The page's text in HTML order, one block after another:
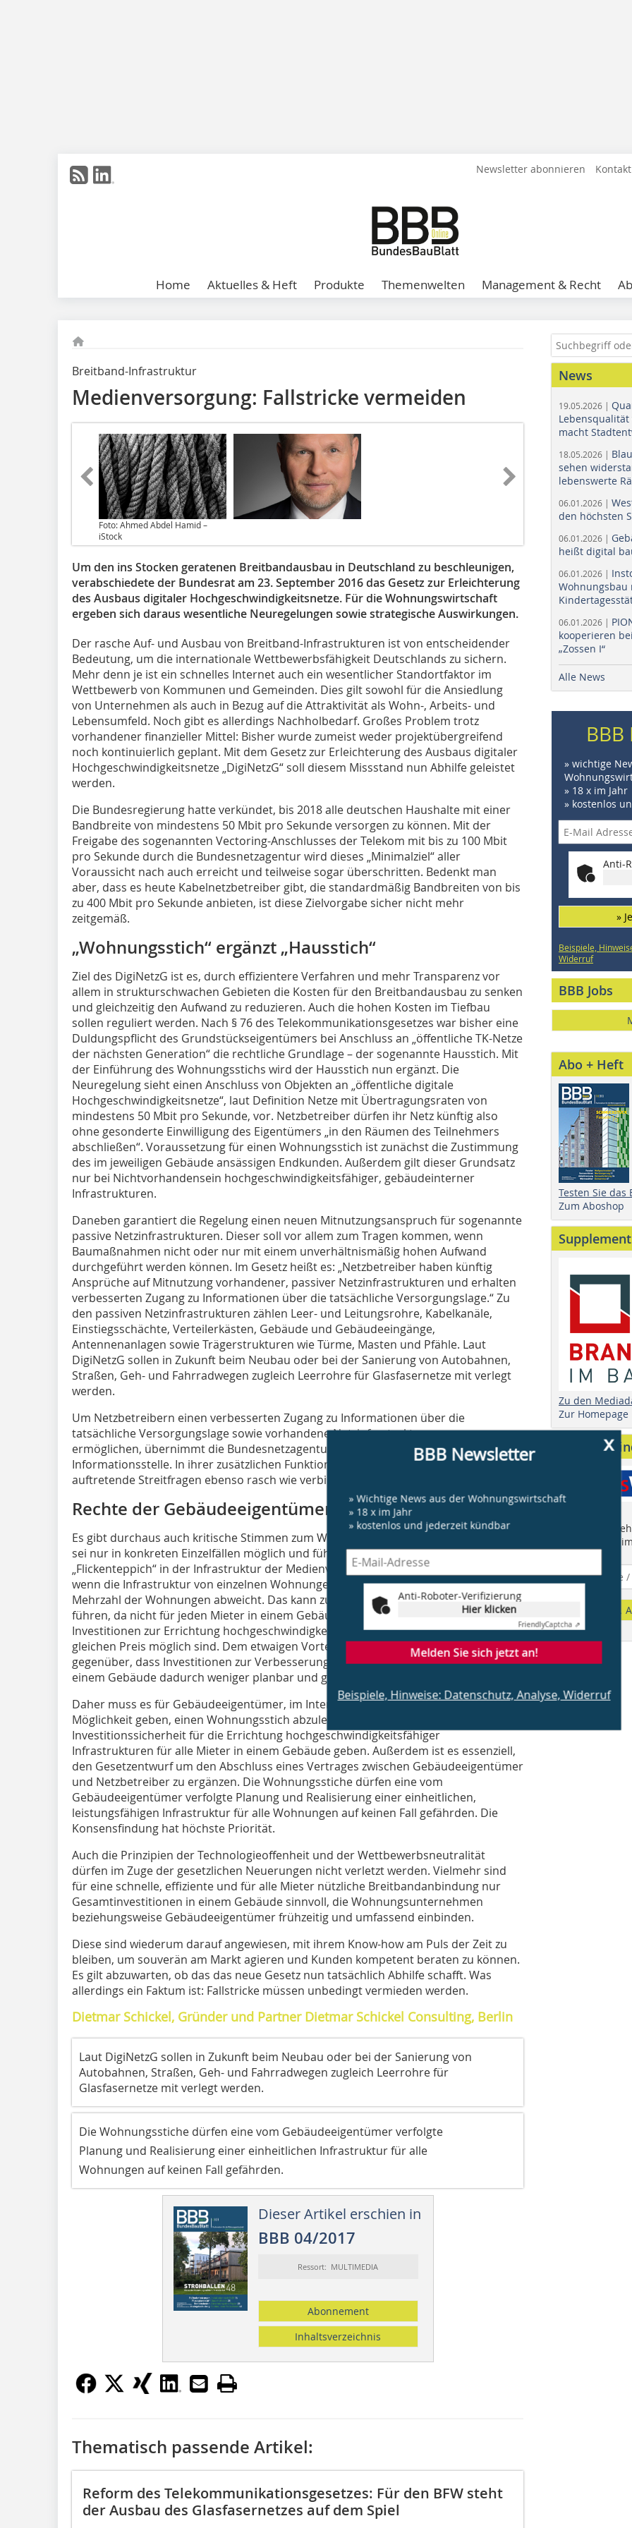
Newsletter abonnieren
Home Aktuelles & Heft Produkte Themenwelten Management & Recht
Breitband-Infrastruktur
Medienversorgung: Fallstricke vermeiden
Foto: Ahmed Abdel Hamid –
iStock
Um den ins Stocken geratenen Breitbandausbau in Deutschland zu beschleunigen,
verabschiedete der Bundesrat am 23. September 2016 das Gesetz zur Erleichterung
des Ausbaus digitaler Hoch­­ge­­schwindigkeitsnetze. Für die Wohnungswirtschaft
ergeben sich daraus wesentliche Neuregelungen sowie strategische Auswirkungen.
Der rasche Auf- und Ausbau von Breitband-Infrastrukturen ist von entscheidender
Be­­­deutung, um die internationale Wettbewerbsfähigkeit Deutschlands zu sichern.
Mehr denn je ist ein schnelles Internet auch ein wesentlicher Standortfaktor im
Wettbewerb von Kommunen und Gemeinden. Dies gilt sowohl für die Ansiedlung
von Unternehmen als auch in Bezug auf die Attraktivität als Wohn-, Arbeits- und
Lebensumfeld. Noch gibt es allerdings Nachholbedarf. Großes Problem trotz
vorhandener finanzieller Mittel: Bisher wurde zumeist weder projektübergreifend
noch kontinuierlich geplant. Mit dem Gesetz zur Erleichterung des Ausbaus digitaler
Hochgeschwindigkeitsnetze „DigiNetzG“ soll diesem Missstand nun Abhilfe geleistet
werden.
Die Bundesregierung hatte verkündet, bis 2018 alle deutschen Haushalte mit einer
Bandbreite von mindestens 50 Mbit pro Sekunde versorgen zu können. Mit der
Freigabe des sogenannten Vectoring-Anschlusses der Telekom mit bis zu 100 Mbit
pro Sekunde durch die Bundesnetzagentur wird dieses „Minimalziel“ aller
Voraussicht nach auch erreicht und teilweise sogar überschritten. Bedenkt man
aber, dass es heute Kabelnetzbetreiber gibt, die standardmäßig Bandbreiten von bis
zu 400 Mbit pro Sekunde anbieten, ist diese Zielvorgabe sicher nicht mehr
zeitgemäß.
„Wohnungsstich“ ergänzt „Hausstich“
Ziel des DigiNetzG ist es, durch effizientere Verfahren und mehr Transparenz vor
allem in strukturschwachen Gebieten die Kosten für den Breitbandausbau zu senken
und gleichzeitig den Aufwand zu reduzieren. Auch die hohen Kosten im Tiefbau
sollen reguliert werden. Nach § 76 des Telekommunikationsgesetzes war bisher eine
Duldungspflicht des Grundstückseigentümers bei Anschluss an „öffentliche TK-Netze
der nächsten Generation“ die rechtliche Grundlage – der sogenannte Hausstich. Mit
der Einführung des Wohnungsstichs wird der Hausstich nun ergänzt. Die
Neuregelung sieht einen Anschluss von Objekten an „öffentliche digitale
Hochgeschwindigkeitsnetze“, laut Definition Netze mit Übertragungsraten von
mindestens 50 Mbit pro Sekunde, vor. Netzbetreiber dürfen ihr Netz künftig also
ohne gesonderte Einwilligung des Eigentümers „in den Räumen des Teilnehmers
abschließen“. Voraussetzung für einen Wohnungsstich ist zunächst die Zustimmung
des im jeweiligen Gebäude ansässigen Endkunden. Außerdem gilt dieser Grundsatz
nur bei Nichtvorhandensein hochgeschwindigkeitsfähiger, gebäudeinterner
Infrastrukturen.
Daneben garantiert die Regelung einen neuen Mitnutzungsanspruch für sogenannte
passive Netzinfrastrukturen. Dieser soll vor allem zum Tragen kommen, wenn
Baumaßnahmen nicht oder nur mit einem unverhältnismäßig hohen Aufwand
durchgeführt werden können. Im Gesetz heißt es: „Netzbetreiber haben künftig
Ansprüche auf Mitnutzung vorhandener, passiver Netzinfrastrukturen und erhalten
verbesserten Zugang zu Informationen über die tatsächliche Versorgungslage.“ Zu
den passiven Netzinfrastrukturen zählen Leer- und Leitungsrohre, Kabelkanäle,
Einstiegsschächte, Verteilerkästen, Gebäude und Gebäudeeingänge,
Antennenanlagen sowie Trägerstrukturen wie Türme, Masten und Pfähle. Laut
DigiNetzG sollen in Zukunft beim Neubau oder bei der Sanierung von Autobahnen,
Straßen, Geh- und Fahrradwegen zugleich Leerrohre für Glasfasernetze mit verlegt
werden.
Um Netzbetreibern einen verbesserten Zu­­gang zu Informationen über die
tatsächliche Versorgungslage sowie vorhandene Netzinfrastrukturen zu
ermöglichen, übernimmt die Bundesnetzagentur die Aufgaben einer zentralen
Informationsstelle. In ihrer zusätzlichen Funktion als Streitbeilegungsstelle sollen
auftretende Streitfragen ebenso rasch wie verbindlich geklärt werden.
Rechte der Gebäudeeigentümer schützen
Es gibt durchaus auch kritische Stimmen zum Wohnungsstich: Der Wohnungsstich
sei nur in konkreten Einzelfällen möglich und führe dadurch zu einem
„Flickenteppich“ in der Infrastruktur der Medienversorgung. Problematisch wird es,
wenn die Infrastruktur von einzelnen Wohnungen Schritt für Schritt von der
Mehrzahl der Wohnungen abweicht. Das kann zu einem „Entsolidarisierungseffekt“
führen, da nicht für jeden Mieter in einem Gebäude gewährleistet werden kann, dass
Investitionen zur Errichtung hochgeschwindigkeitsfähiger Infrastrukturen zum
gleichen Preis möglich sind. Dem etwaigen Vorteil eines einzelnen Mieters steht
gegenüber, dass Investitionen zur Verbesserung der Infrastruktur für alle Mieter in
einem Gebäude dadurch weniger planbar und gegebenenfalls sogar teurer werden.
Daher muss es für Gebäudeeigentümer, im Interesse der Gesamtmieterschaft, die
Möglichkeit geben, einen Wohnungsstich abzulehnen. Nur dadurch kann es
Investitionssicherheit für die Errichtung hochgeschwindigkeitsfähiger
Infrastrukturen für alle Mieter in einem Gebäude geben. Außerdem ist es essenziell,
den Gesetzentwurf um den Abschluss eines Vertrages zwischen Gebäudeeigentümer
und Netzbetreiber zu ergänzen. Die Wohnungsstiche dürfen eine vom
Gebäudeeigentümer verfolgte Planung und Realisierung einer einheitlichen,
leistungsfähigen Infrastruktur für alle Wohnungen auf keinen Fall gefährden. Die
Konsensfindung hat höchste Priorität.
Auch die Prinzipien der Technologieoffenheit und der Wettbewerbsneutralität
dürfen im Zuge der gesetzlichen Neuerungen nicht verletzt werden. Vielmehr sind
für eine schnelle, effiziente und für alle Mieter nützliche Breitbandanbindung nur
Gesamtinvestitionen in einem Gebäude sinnvoll, die Wohnungsunternehmen
beziehungsweise Gebäudeeigentümer frühzeitig und umfassend einbinden.
Diese sind wiederum darauf angewiesen, mit ihrem Know-how am Puls der Zeit zu
bleiben, um souverän am Markt agieren und Kunden kompetent beraten zu können.
Es gilt abzuwarten, ob das das neue Gesetz nun tatsächlich Abhilfe schafft. Was
allerdings ein Faktum ist: Fallstricke müssen unbedingt vermieden werden.
Dietmar Schickel, Gründer und Partner Dietmar Schickel Consulting, Berlin
Laut DigiNetzG sollen in Zukunft beim Neubau oder bei der Sanierung von
Autobahnen, Straßen, Geh- und Fahrradwegen zugleich Leerrohre für
Glasfasernetze mit verlegt werden.
Die Wohnungsstiche dürfen eine vom Gebäudeeigentümer verfolgte
Planung und Realisierung einer einheitlichen Infrastruktur für alle
Wohnungen auf keinen Fall gefährden.
Dieser Artikel erschien in
BBB 04/2017
Ressort: MULTIMEDIA
Abonnement
Inhaltsverzeichnis
x
BBB Newsletter
» Wichtige News aus der Wohnungswirtschaft
» 18 x im Jahr
» kostenlos und jederzeit kündbar
Anti-Roboter-Verifizierung
Hier klicken
FriendlyCaptcha ⇗
Melden Sie sich jetzt an!
Beispiele, Hinweise: Datenschutz, Analyse, Widerruf
Thematisch passende Artikel:
Reform des Telekommunikationsgesetzes: Für den BFW steht
der Ausbau des Glasfasernetzes auf dem Spiel
News
19.05.2026 |
macht
18.05.2026 |
sehen
lebenswerte
06.01.2026 |
den höchsten
06.01.2026 |
heißt digital
06.01.2026 |
Wohnungsbau
06.01.2026 |
kooperieren
„Zossen I“
Alle News
» wichtige
» 18 x im Jahr
» kostenlos
Anti-
»
Beispiele,
Widerruf
BBB Jobs
Abo + Heft
Testen Sie das
Zum Aboshop
Supplement
Zu den
Zur Homepage
Anbieter
Finden Sie
"Who is Who